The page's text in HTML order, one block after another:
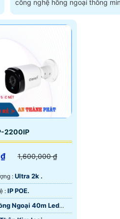
công nghệ hồng ngoại thông
CAMERA WIFI...
2200IP
1,600,000 ₫
:Ultra 2k .
®️ Tích hợp công nghệ : IP POE.
Ngoại 40m Led